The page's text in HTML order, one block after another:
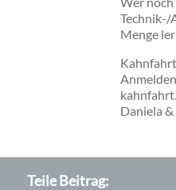
Technik-/
Menge
Daniela
Teile Beitrag: